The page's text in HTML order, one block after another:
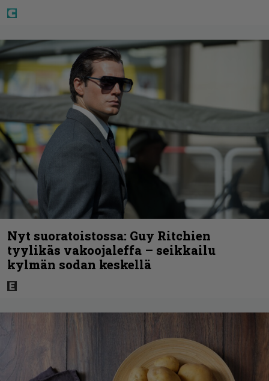
Nyt suoratoistossa: Guy Ritchien
tyylikäs vakoojaleffa – seikkailu
kylmän sodan keskellä